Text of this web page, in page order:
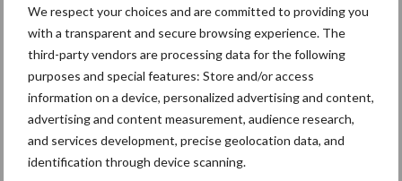
We respect your choices and are committed to providing you
with a transparent and secure browsing experience. The
third-party vendors are processing data for the following
purposes and special features: Store and/or access
information on a device, personalized advertising and content,
advertising and content measurement, audience research,
and services development, precise geolocation data, and
identification through device scanning.
Antistof
fen PED
niet
meer
aanwezi
13 januari 2020